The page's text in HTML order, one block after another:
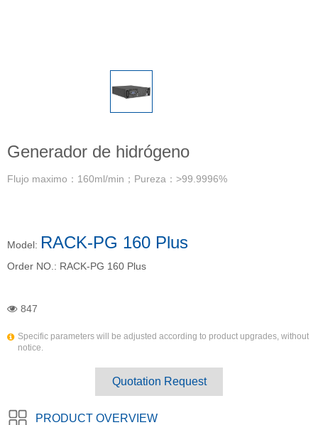
Generador de hidrógeno
Flujo maximo：160ml/min；Pureza：>99.9996%
Model: RACK-PG 160 Plus
Order NO.: RACK-PG 160 Plus
847
Specific parameters will be adjusted according to product upgrades, without
notice.
Quotation Request
PRODUCT OVERVIEW